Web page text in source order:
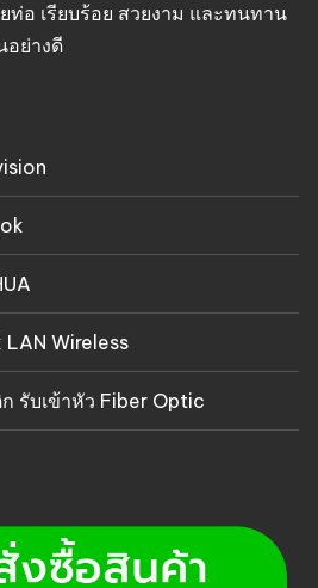
อ เรียบร้อย สวยงาม และทนทาน
อย่างดี
Wireless
รับเข้าหัว Fiber Optic